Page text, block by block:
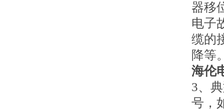
器移
电子
缆的
降等
海伦
3、
号，